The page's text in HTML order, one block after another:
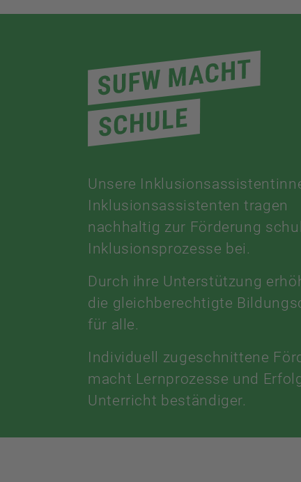
Unsere
Inklusionsassistenten tragen
nachhaltig zur Förderung
Inklusionsprozesse bei.
Durch ihre Unterstützung
die gleichberechtigte
für alle.
Individuell zugeschnittene
macht Lernprozesse und
Unterricht beständiger.